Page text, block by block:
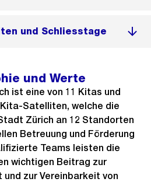
und Schliesstage
und Werte
ist eine von 11 Kitas und
Satelliten, welche die
Zürich an 12 Standorten
Betreuung und Förderung
Teams leisten die
wichtigen Beitrag zur
zur Vereinbarkeit von